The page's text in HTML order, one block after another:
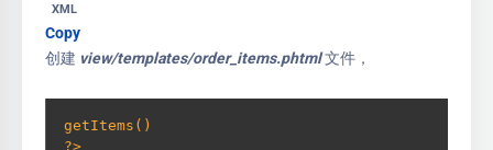
XML
Copy
创建 view/templates/order_items.phtml文件，
getItems()